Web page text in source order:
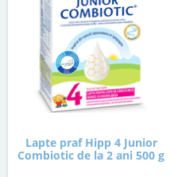
Lapte praf Hipp 4 Junior
Combiotic de la 2 ani 500 g